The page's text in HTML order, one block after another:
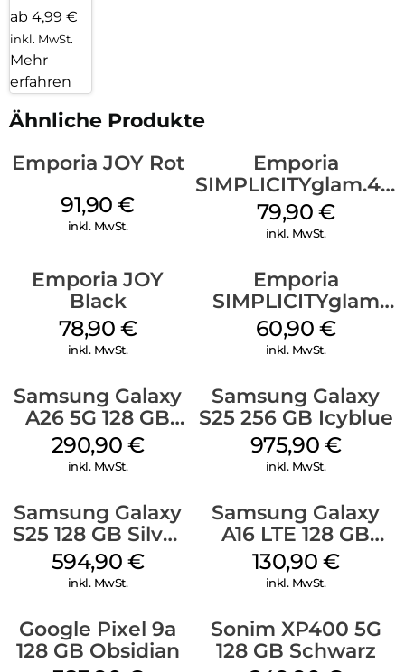
ab 4,99 €
inkl. MwSt.
Mehr
erfahren
Ähnliche Produkte
Emporia JOY Rot
91,90€
inkl. MwSt.
Emporia
SIMPLICITYglam.4G
Schwarz
79,90 €
inkl. MwSt.
Emporia JOY
Black
78,90 €
inkl. MwSt.
Emporia
SIMPLICITYglam
Schwarz
60,90 €
inkl. MwSt.
Samsung Galaxy
A26 5G 128 GB
White
290,90 €
inkl. MwSt.
Samsung Galaxy
S25 256 GB Icyblue
975,90 €
inkl. MwSt.
Samsung Galaxy
S25 128 GB Silver
Shadow
594,90 €
inkl. MwSt.
Samsung Galaxy
A16 LTE 128 GB
Black
130,90 €
inkl. MwSt.
Google Pixel 9a
128 GB Obsidian
Sonim XP400 5G
128 GB Schwarz